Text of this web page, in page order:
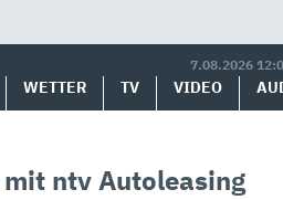
7.08.2026
WETTER TV VIDEO
ntv Autoleasing